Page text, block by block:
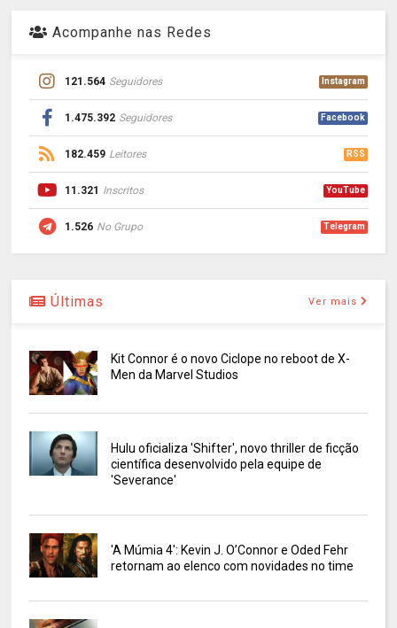
Acompanhe nas Redes
121.564 Seguidores Instagram
1.475.392 Seguidores Facebook
182.459 Leitores RSS
11.321 Inscritos YouTube
1.526 No Grupo Telegram
Últimas Ver mais
Kit Connor é o novo Ciclope no reboot de X-
Men da Marvel Studios
Hulu oficializa 'Shifter', novo thriller de ficção
científica desenvolvido pela equipe de
'Severance'
'A Múmia 4': Kevin J. O’Connor e Oded Fehr
retornam ao elenco com novidades no time